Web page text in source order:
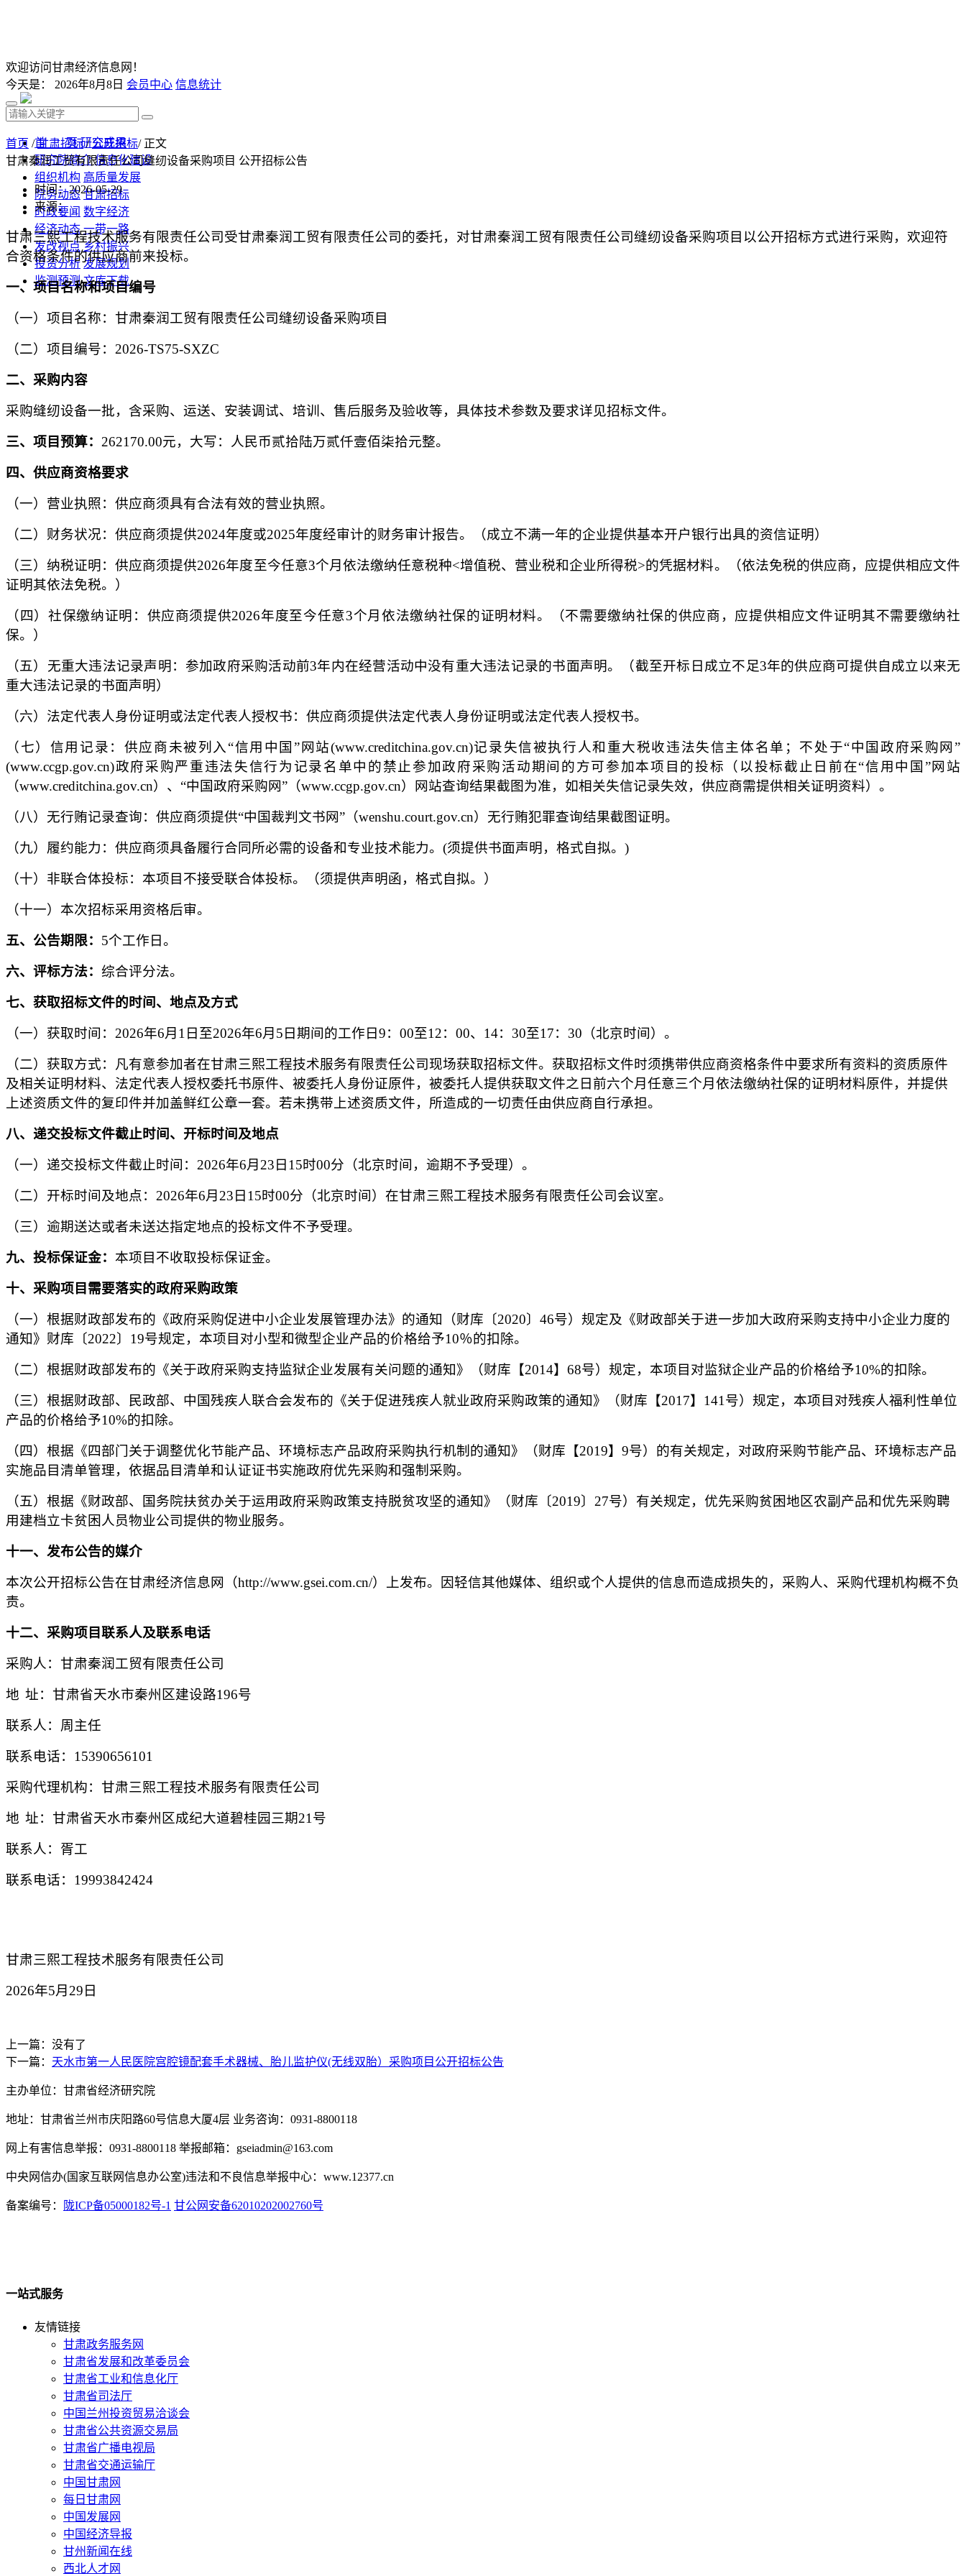
欢迎访问甘肃经济信息网！
今天是： 2026年8月8日 会员中心 信息统计
首 页 研究成果
研究院简介 信息化建设
组织机构 高质量发展
院务动态 甘肃招标
时政要闻 数字经济
经济动态 一带一路
发改视点 乡村振兴
投资分析 发展规划
监测预测 文库下载
首页 /甘肃招标/公开招标/ 正文
甘肃秦润工贸有限责任公司缝纫设备采购项目 公开招标公告
时间：2026-05-29
来源：
甘肃三熙工程技术服务有限责任公司受甘肃秦润工贸有限责任公司的委托，对甘肃秦润工贸有限责任公司缝纫设备采购项目 以公开招标方式进行采购， 欢迎符
合资格条件的供应商前来投标。
一、项目名称和项目编号
（一）项目名称： 甘肃秦润工贸有限责任公司缝纫设备采购项目
（二）项目编号： 2026-TS75-SXZC
二、 采购内容
采购缝纫设备一批， 含采购、运送、安装调试、培训、售后服务及验收等，具体技术参数及要求详见招标文件。
三、项目预算： 262170.00元，大写：人民币贰拾陆万贰仟壹佰柒拾元整。
四、供应商资格要求
（一）营业执照： 供应商须具有合法有效的营业执照。
（二）财务状况： 供应商须提供2024年度或2025年度经审计的财务审计报告。（成立不满一年的企业提供基本开户银行出具的资信证明）
（三）纳税证明：供应商须提供2026年度至今任意3个月依法缴纳任意税种<增值税、营业税和企业所得税>的凭据材料。（依法免税的供应商，应提供相应文件
证明其依法免税。）
（四）社保缴纳证明 ：供应商须提供2026年度至今任意3个月依法缴纳社保的证明材料。（不需要缴纳社保的供应商，应提供相应文件证明其不需要缴纳社
保。）
（五）无重大违法记录声明： 参加政府采购活动前3年内在经营活动中没有重大违法记录的书面声明。（截至开标日成立不足3年的供应商可提供自成立以来无
重大违法记录的书面声明）
（六） 法定代表人身份证明或法定代表人授权书： 供应商须提供法定代表人身份证明或法定代表人授权书。
（七）信用记录： 供应商未被列入 “信用中国”网站(www.creditchina.gov.cn)记录失信被执行人和重大税收违法失信主体名单；不处于“中国政府采购网”
(www.ccgp.gov.cn)政府采购严重违法失信行为记录名单中的禁止参加政府采购活动期间的方可参加本项目的投标（以投标截止日前在“信用中国”网站
（www.creditchina.gov.cn）、“中国政府采购网”（www.ccgp.gov.cn）网站查询结果截图为准，如相关失信记录失效，供应商需提供相关证明资料）。
（八）无行贿记录查询： 供应商须提供“中国裁判文书网”（wenshu.court.gov.cn）无行贿犯罪查询结果截图证明。
（九）履约能力： 供应商须具备履行合同所必需的设备和专业技术能力。 (须提供书面声明，格式自拟。)
（十）非联合体投标：本项目不接受联合体投标。（须提供声明函，格式自拟。）
（十一）本次招标采用资格后审。
五、公告期限： 5个工作日 。
六、评标方法： 综合评分法。
七、获取招标文件的时间、地点及方式
（一）获取时间 ： 2026年6月 1 日至2026年6月 5 日 期间的工作日 9： 00至12：00、14：30至17： 30（北京时间）。
（二）获取方式： 凡有意参加者在甘肃三熙工程技术服务有限责任公司现场获取招标文件。获取招标文件时须携带供应商资格条件中要求所有资料的资质原件
及相关证明材料、法定代表人授权委托书原件、被委托人身份证原件，被委托人提供获取文件之 日前六个月任意三个月依法缴纳社保的证明材料原件，并提供
上述资质文件的复印件并加盖鲜红公章一套。若未携带上述资质文件，所造成的一切责任由供应商自行承担。
八、递交投标文件截止时间、开标时间及地点
（一）递交投标文件截止时间 ： 2026年6月 23 日 15时00分 （北京时间，逾期不予受理）。
（二）开标时间及地点 ： 2026年6月 23 日 15时00分（北京时间 ） 在甘肃三熙工程技术服务有限责任公司会议室。
（三）逾期送达或者未送达指定地点的投标文件不予受理。
九、 投标保证金： 本项目不收取投标保证金。
十、采购项目需要落实的政府采购政策
（一）根据财政部发布的《政府采购促进中小企业发展管理办法》的通知（财库 〔2020〕 46号）规定及《财政部关于进一步加大政府采购支持中小企业力度的
通知》财库 〔2022〕 19号规定， 本项目 对小型和微型企业产品的价格给予10％的扣除。
（二）根据财政部发布的《关于政府采购支持监狱企业发展有关问题的通知》（财库【2014】68号）规定，本项目对监狱企业产品的价格给予10%的扣除。
（三）根据财政部、民政部、中国残疾人联合会发布的《关于促进残疾人就业政府采购政策的通知》（财库【2017】141号）规定，本项目对残疾人福利性单位
产品的价格给予10%的扣除。
（四）根据《四部门关于调整优化节能产品、环境标志产品政府采购执行机制的通知》（财库【2019】9号）的有关规定，对政府采购节能产品、环境标志产品
实施品目清单管理，依据品目清单和认证证书实施政府优先采购和强制采购。
（五）根据《财政部、国务院扶贫办关于运用政府采购政策支持脱贫攻坚的通知》（财库〔2019〕27号）有关规定，优先采购贫困地区农副产品和优先采购聘
用建档立卡贫困人员物业公司提供的物业服务。
十一、发布公告的媒介
本次公开招标公告在甘肃经济信息网（http://www.gsei.com.cn/）上发布。因轻信其他媒体、组织或个人提供的信息而造成损失的，采购人、采购代理机构概不负
责。
十二、采购项目联系人及联系电话
采购人：甘肃秦润工贸有限责任公司
地 址：甘肃省天水市秦州区建设路196号
联系人： 周主任
联系电话： 15390656101
采购代理机构： 甘肃三熙工程技术服务有限责任公司
地 址：甘肃省天水市秦州区成纪大道碧桂园三期21号
联系人： 胥工
联系电话： 19993842424
甘肃三熙工程技术服务有限责任公司
2026年5月 29 日
上一篇：没有了
下一篇： 天水市第一人民医院宫腔镜配套手术器械、胎儿监护仪(无线双胎）采购项目公开招标公告
主办单位：甘肃省经济研究院
地址：甘肃省兰州市庆阳路60号信息大厦4层 业务咨询：0931-8800118
网上有害信息举报：0931-8800118 举报邮箱：gseiadmin@163.com
中央网信办(国家互联网信息办公室)违法和不良信息举报中心：www.12377.cn
备案编号： 陇ICP备05000182号-1 甘公网安备62010202002760号
一站式服务
友情链接
甘肃政务服务网
甘肃省发展和改革委员会
甘肃省工业和信息化厅
甘肃省司法厅
中国兰州投资贸易洽谈会
甘肃省公共资源交易局
甘肃省广播电视局
甘肃省交通运输厅
中国甘肃网
每日甘肃网
中国发展网
中国经济导报
甘州新闻在线
西北人才网